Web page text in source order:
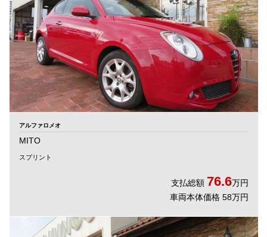
アルファロメオ
MITO
スプリント
支払総額 76.6万円
車両本体価格 58万円